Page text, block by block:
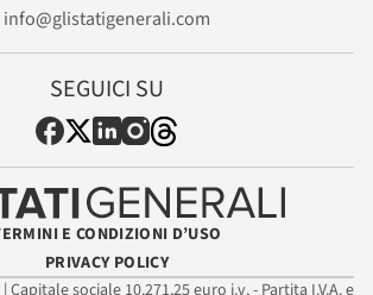
info@glistatigenerali.com
SEGUICI SU
E CONDIZIONI D’USO
PRIVACY POLICY
Capitale sociale 10.271,25 euro i.v. - Partita I.V.A. e